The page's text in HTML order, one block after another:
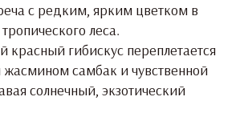
с редким, ярким цветком в
леса.
красный гибискус переплетается
жасмином самбак и чувственной
солнечный, экзотический